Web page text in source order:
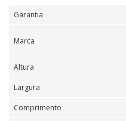
Garantia
Marca
Altura
Largura
Comprimento